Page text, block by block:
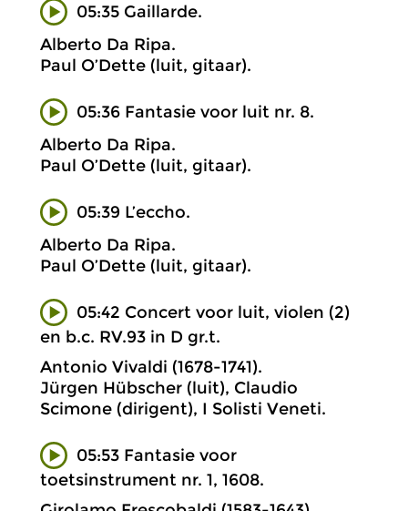
05:35 Gaillarde.
Alberto Da Ripa.
Paul O’Dette (luit, gitaar).
05:36 Fantasie voor luit nr. 8.
Alberto Da Ripa.
Paul O’Dette (luit, gitaar).
05:39 L’eccho.
Alberto Da Ripa.
Paul O’Dette (luit, gitaar).
05:42 Concert voor luit, violen (2)
en b.c. RV.93 in D gr.t.
Antonio Vivaldi (1678-1741).
Jürgen Hübscher (luit), Claudio
Scimone (dirigent), I Solisti Veneti.
05:53 Fantasie voor
toetsinstrument nr. 1, 1608.